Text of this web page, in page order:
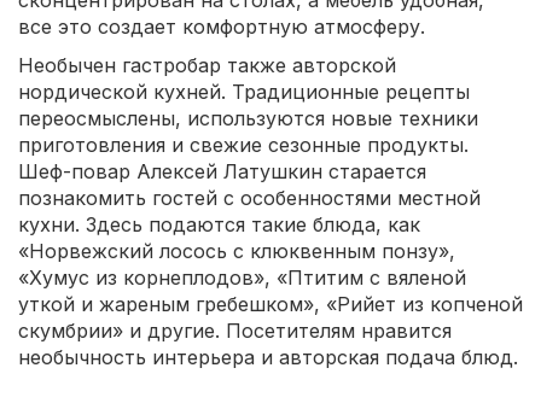
все это создает комфортную атмосферу.
Необычен гастробар также авторской
нордической кухней. Традиционные рецепты
переосмыслены, используются новые техники
приготовления и свежие сезонные продукты.
Шеф-повар Алексей Латушкин старается
познакомить гостей с особенностями местной
кухни. Здесь подаются такие блюда, как
«Норвежский лосось с клюквенным понзу»,
«Хумус из корнеплодов», «Птитим с вяленой
уткой и жареным гребешком», «Рийет из копченой
скумбрии» и другие. Посетителям нравится
необычность интерьера и авторская подача блюд.